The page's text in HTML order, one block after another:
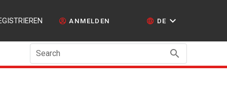
ANMELDEN DE
Search